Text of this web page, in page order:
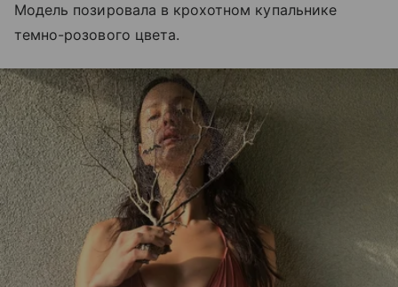
Модель позировала в крохотном купальнике
темно-розового цвета.